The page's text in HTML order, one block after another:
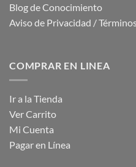
Blog de Conocimiento
Aviso de Privacidad /
COMPRAR EN LINEA
Ir a la Tienda
Ver Carrito
Mi Cuenta
Pagar en Línea